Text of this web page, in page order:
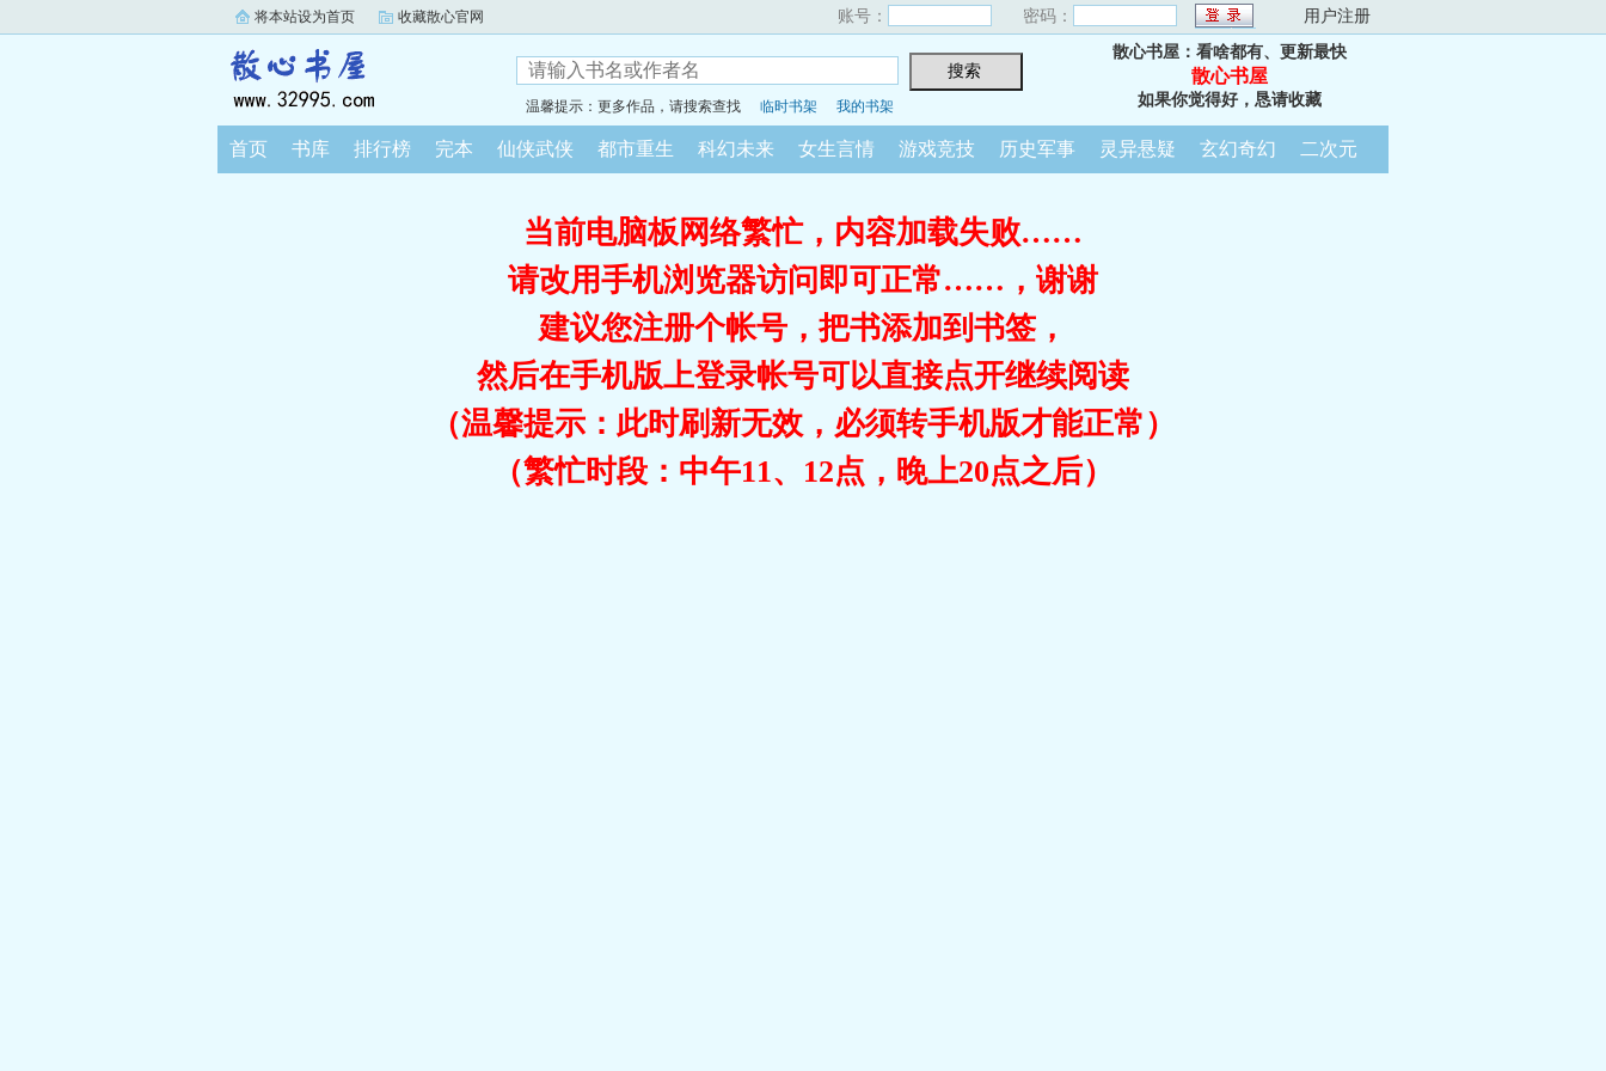
将本站设为首页 收藏散心官网 账号： 密码： 用户注册
温馨提示：更多作品，请搜索查找 临时书架 我的书架
散心书屋：看啥都有、更新最快
散心书屋
如果你觉得好，恳请收藏
首页 书库 排行榜 完本 仙侠武侠 都市重生 科幻未来 女生言情 游戏竞技 历史军事 灵异悬疑 玄幻奇幻 二次元
当前电脑板网络繁忙，内容加载失败……
请改用手机浏览器访问即可正常……，谢谢
建议您注册个帐号，把书添加到书签，
然后在手机版上登录帐号可以直接点开继续阅读
（温馨提示：此时刷新无效，必须转手机版才能正常）
（繁忙时段：中午11、12点，晚上20点之后）